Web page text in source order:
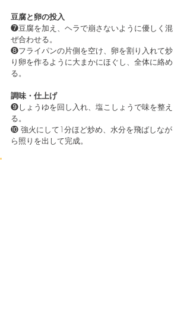
豆腐と卵の投入
❼豆腐を加え、ヘラで崩さないように優しく混
ぜ合わせる。
❽フライパンの片側を空け、卵を割り入れて炒
り卵を作るように大まかにほぐし、全体に絡め
る。
調味・仕上げ
❾しょうゆを回し入れ、塩こしょうで味を整え
る。
❿ 強火にして1分ほど炒め、水分を飛ばしなが
ら照りを出して完成。